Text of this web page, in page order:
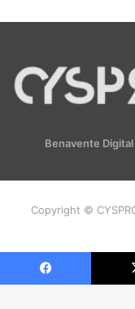
Benavente Digital
Copyright ©
Facebook X